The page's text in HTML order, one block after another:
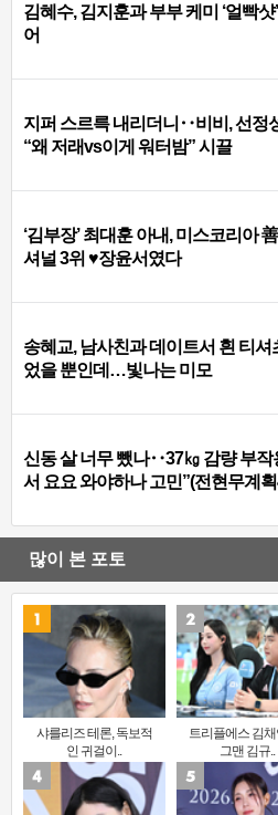
김혜수, 김지훈과 부부 케미 ‘얼빡샷
어
지퍼 스르륵 내리더니‥비비, 선정
“왜 저래vs이게 워터밤” 시끌
‘김부장’ 최대훈 아내, 미스코리아
셔널 3위 ♥장윤서였다
송혜교, 남사친과 데이트서 흰 티셔
었을 뿐인데…빛나는 미모
신동 살 너무 뺐나‥37㎏ 감량 부작
서 요요 와야하나 고민”(전현무계
많이 본 포토
샤를리즈 테론, 독보적
인 귀걸이..
트리플에스 김채
그맨 김규..